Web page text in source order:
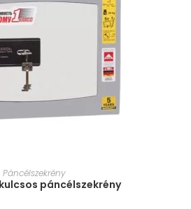
VÁLASZTÁSA
Páncélszekrény
kulcsos páncélszekrény